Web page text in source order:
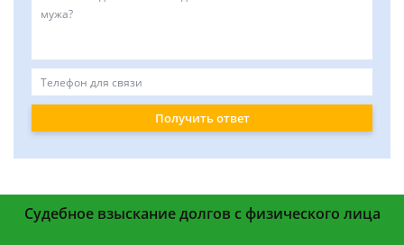
Получить ответ
Судебное взыскание долгов с физического лица